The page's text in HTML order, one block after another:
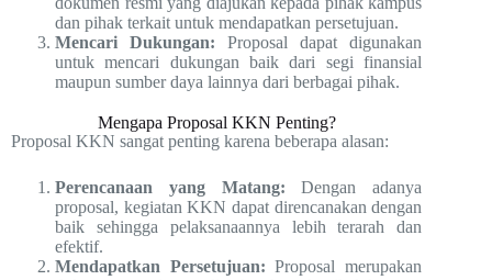
dan pihak terkait untuk mendapatkan persetujuan.
Mencari Dukungan: Proposal dapat digunakan
untuk mencari dukungan baik dari segi finansial
maupun sumber daya lainnya dari berbagai pihak.
Mengapa Proposal KKN Penting?
Proposal KKN sangat penting karena beberapa alasan:
Perencanaan yang Matang: Dengan adanya
proposal, kegiatan KKN dapat direncanakan dengan
baik sehingga pelaksanaannya lebih terarah dan
efektif.
Mendapatkan Persetujuan: Proposal merupakan